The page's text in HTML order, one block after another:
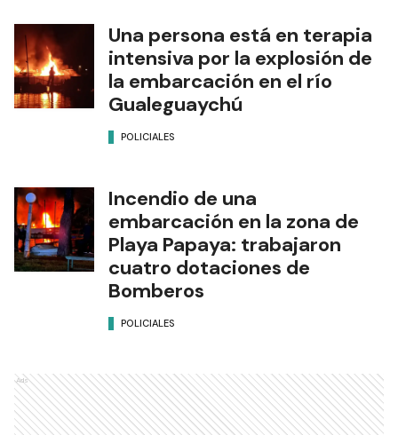
Una persona está en terapia
intensiva por la explosión de
la embarcación en el río
Gualeguaychú
POLICIALES
Incendio de una
embarcación en la zona de
Playa Papaya: trabajaron
cuatro dotaciones de
Bomberos
POLICIALES
Ads